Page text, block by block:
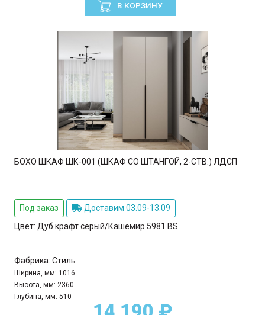
В КОРЗИНУ
БОХО ШКАФ ШК-001 (ШКАФ СО ШТАНГОЙ, 2-СТВ.) ЛДСП
Под заказ
Доставим 03.09-13.09
Цвет: Дуб крафт серый/Кашемир 5981 BS
Фабрика: Стиль
Ширина, мм: 1016
Высота, мм: 2360
Глубина, мм: 510